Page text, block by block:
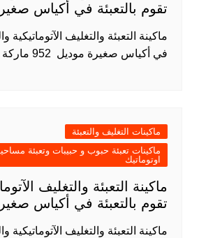
تقوم بالتعبئة في أكياس
ماكينة التعبئة والتغليف الآتوماتيكية
في أكياس صغيرة موديل 952 ماركة مهندس منسي
ماكينات التغليف والتعبئة
ماكينات تعبئة حبوب و حبيبات وتعبئة
اوتوماتيك
ماكينة التعبئة والتغليف
تقوم بالتعبئة في أكياس
ماكينة التعبئة والتغليف الآتوماتيكية